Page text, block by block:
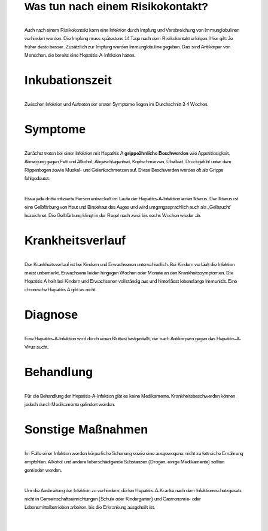
Was tun nach einem Risikokontakt?
Auch nach einem Risikokontakt kann eine Infektion durch Impfung und Verabreichung von Immunglobulinen
verhindert werden. Die Impfung muss spätestens 14 Tage nach dem Risikokontakt erfolgen. Hier gilt: Je
früher desto besser. Zusätzlich zur Impfung werden Immunglobuline gegeben. Das sind Antikörper von
Menschen, die bereits eine Hepatitis-A-Infektion hatten.
Inkubationszeit
Zwischen Infektion und Auftreten der ersten Symptome liegen im Durchschnitt 3-4 Wochen.
Symptome
Zunächst treten bei einer Infektion mit Hepatitis Agrippeähnliche Beschwerden wie Appetitlosigkeit,
Abneigung gegen Fett und Alkohol, Abgeschlagenheit, Kopfschmerzen, Übelkeit, Druckgefühl unter dem
Rippenbogen sowie Muskel- und Gelenkschmerzen auf. Diese Beschwerden werden oft als Grippe
fehlgedeutet.
Etwa jede dritte infizierte Person entwickelt im Laufe der Hepatitis-A-Infektion einen Ikterus. Der Ikterus ist
eine Gelbfärbung von Haut und Bindehaut des Auges und wird umgangssprachlich auch als „Gelbsucht“
bezeichnet. Die Gelbfärbung klingt in der Regel nach zwei bis sechs Wochen wieder ab.
Krankheitsverlauf
Der Krankheitsverlauf ist bei Kindern und Erwachsenen unterschiedlich. Bei Kindern verläuft die Infektion
meist unbemerkt. Erwachsene leiden hingegen Wochen oder Monate an den Krankheitssymptomen. Die
Hepatitis A heilt bei Kindern und Erwachsenen vollständig aus und hinterlässt lebenslange Immunität. Eine
chronische Hepatitis A gibt es nicht.
Diagnose
Eine Hepatitis-A-Infektion wird durch einen Bluttest festgestellt, der nach Antikörpern gegen das Hepatitis-A-
Virus sucht.
Behandlung
Für die Behandlung der Hepatitis-A-Infektion gibt es keine Medikamente. Krankheitsbeschwerden können
jedoch durch Medikamente gelindert werden.
Sonstige Maßnahmen
Im Falle einer Infektion werden körperliche Schonung sowie eine ausgewogene, nicht zu fettreiche Ernährung
empfohlen. Alkohol und andere leberschädigende Substanzen (Drogen, einige Medikamente) sollten
gemieden werden.
Um die Ausbreitung der Infektion zu verhindern, dürfen Hepatitis-A-Kranke nach dem Infektionsschutzgesetz
nicht in Gemeinschaftseinrichtungen (Schule oder Kindergarten) und Gastronomie- oder
Lebensmittelbetrieben arbeiten, bis die Erkrankung ausgeheilt ist.